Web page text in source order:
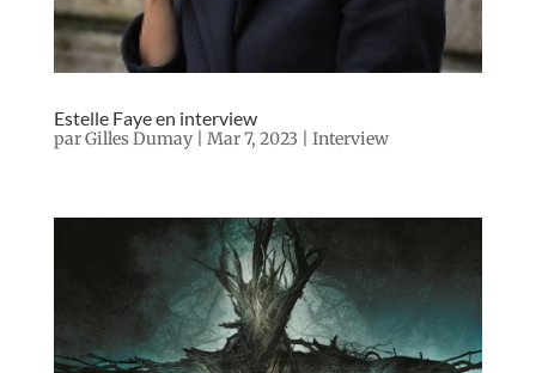
Estelle Faye en interview
parGilles Dumay| Mar 7, 2023 Interview